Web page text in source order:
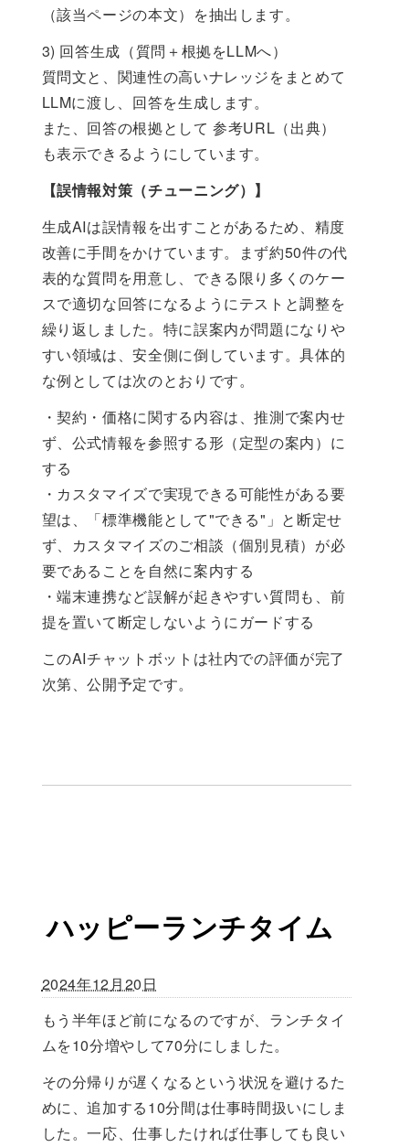
（該当ページの本文）を抽出します。
3) 回答生成（質問＋根拠をLLMへ）
質問文と、関連性の高いナレッジをまとめて
LLMに渡し、回答を生成します。
また、回答の根拠として 参考URL（出典）
も表示できるようにしています。
【誤情報対策（チューニング）】
生成AIは誤情報を出すことがあるため、精度
改善に手間をかけています。まず約50件の代
表的な質問を用意し、できる限り多くのケー
スで適切な回答になるようにテストと調整を
繰り返しました。特に誤案内が問題になりや
すい領域は、安全側に倒しています。具体的
な例としては次のとおりです。
・契約・価格に関する内容は、推測で案内せ
ず、公式情報を参照する形（定型の案内）に
する
・カスタマイズで実現できる可能性がある要
望は、「標準機能として"できる"」と断定せ
ず、カスタマイズのご相談（個別見積）が必
要であることを自然に案内する
・端末連携など誤解が起きやすい質問も、前
提を置いて断定しないようにガードする
このAIチャットボットは社内での評価が完了
次第、公開予定です。
ハッピーランチタイム
2024年12月20日
もう半年ほど前になるのですが、ランチタイ
ムを10分増やして70分にしました。
その分帰りが遅くなるという状況を避けるた
めに、追加する10分間は仕事時間扱いにしま
した。一応、仕事したければ仕事しても良い